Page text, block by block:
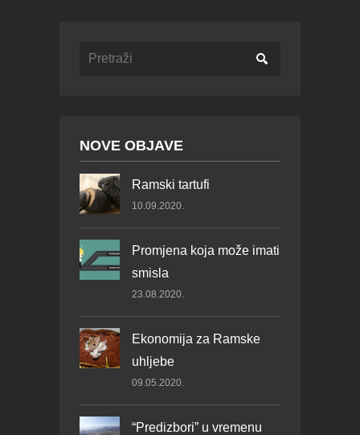
NOVE OBJAVE
Ramski tartufi
10.09.2020.
Promjena koja može imati
smisla
23.08.2020.
Ekonomija za Ramske
uhljebe
09.05.2020.
“Predizbori” u vremenu